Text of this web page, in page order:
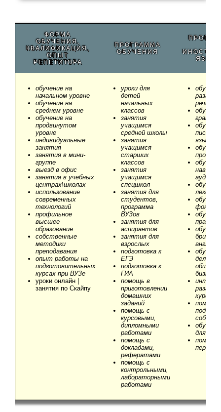
ФОРМА
ОБУЧЕНИЯ,
КВАЛИФИКАЦИЯ,
ОПЫТ
РЕПЕТИТОРА
ПРОГРАММА
ОБУЧЕНИЯ
обучение на
начальном уровне
обучение на
среднем уровне
обучение на
продвинутом
уровне
индивидуальные
занятия
занятия в мини-
группе
выезд в офис
занятия в учебных
центрах\школах
использование
современных
технологий
профильное
высшее
образование
собственные
методики
преподавания
опыт работы на
подготовительных
курсах при ВУЗе
уроки онлайн |
занятия по Скайпу
уроки для
детей
начальных
классов
занятия
учащимся
средней школы
занятия
учащимся
старших
классов
занятия
учащимся
спецшкол
занятия для
студентов,
программа
ВУЗов
занятия для
аспирантов
занятия для
взрослых
подготовка к
ЕГЭ
подготовка к
ГИА
помощь в
приготовлении
домашних
заданий
помощь с
курсовыми,
дипломными
работами
помощь c
докладами,
рефератами
помощь с
контрольными,
лабораторными
работами
речи
языку
навыкам
лексике
бизнес-
курс
помощь
для
помощь